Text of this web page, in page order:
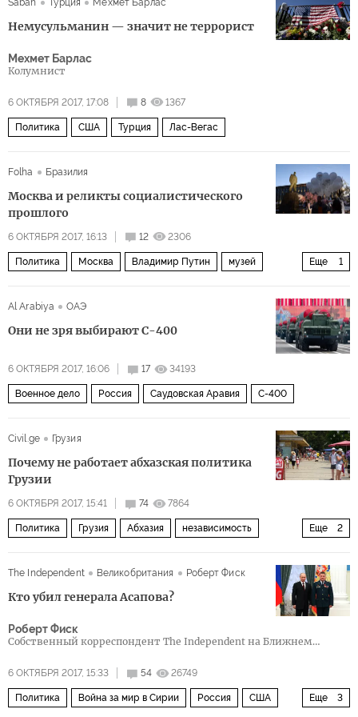
Варвара Фаэр
критика В мире науки и культуры
Немусульманин — значит не террорист
Мехмет Барлас
Колумнист
6 ОКТЯБРЯ 2017, 17:08 8 1367
Политика США Турция Лас-Вегас
Folha Бразилия
Москва и реликты социалистического
прошлого
6 ОКТЯБРЯ 2017, 16:13 12 2306
Еще 1
Политика Москва Владимир Путин музей
Al Arabiya
ОАЭ
Они не зря выбирают С-400
6 ОКТЯБРЯ 2017, 16:06 17 34193
Военное дело Россия Саудовская Аравия С-400
Civil.ge Грузия
Почему не работает абхазская политика
Грузии
6 ОКТЯБРЯ 2017, 15:41 74 7864
Еще 2
Политика Грузия Абхазия независимость
The Independent
Великобритания Роберт Фиск
Кто убил генерала Асапова?
Роберт Фиск
Cобственный корреспондент The Independent на Ближнем
6 ОКТЯБРЯ 2017, 15:33 54 26749
Еще 3
Политика Война за мир в Сирии Россия США